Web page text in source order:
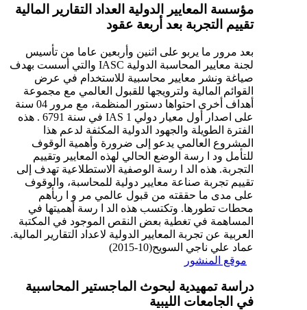
مؤسسة المعايير الدولية العداد التقارير المالية
تقييم التجربة بعد أربعة عقود
بعد مرور ما يربو على اثنين وأربعين عاما من تأسيس
لجنة معايير المحاسبة الدولية IASC والتي أسست بهدف
صياغة ونشر معايير محاسبية للاستخدام في عرض
القوائم المالية ولترويجها للقبول العالمي مع مجموعة
أهداف أخرى احتواها دستور المنظمة، مع مرور 04 سنة
على اصدار أول معيار دولي IAS 1 في سنة 6791 . هذه
الفترة الطويلة والجهود الدولية المكثفة لدعم هذا
المشروع العالمي يدعو إلى ضرورة وأهمية الوقوف
للتأمل ود ا رسة الوضع الحالي لهذه المعايير وتقييم
التجربة. هذه الد ا رسة الوصفية الاستطلاعية تهدف إلى
تقييم تجربة صناعة معايير دولية للمحاسبة، والوقوف
على مدى ما حققته من قبول عالمي مر و ا ربأهم
محطات تطورها. وتكتسب هذه الد ا رسة أهميتها في
المساهمة في تغطية بعض النقص الموجود في المكتبة
العربية عن تجربة المعايير الدولية لاعداد التقارير المالية.
عماد علي ناجي السويح(10-2015)
موقع المنشور
دراسة تمهيدية لبحوث الماجستير المحاسبية
في الجامعات الليبية